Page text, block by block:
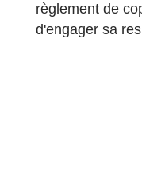
règlement de
d'engager sa